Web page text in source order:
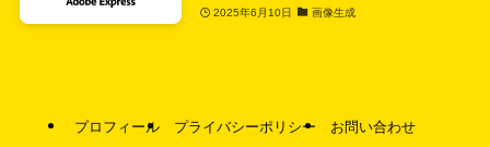
2025年6月10日 画像生成
プロフィール プライバシーポリシー お問い合わせ